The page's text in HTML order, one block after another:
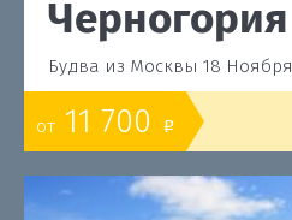
Черногория
Будва из Москвы 18 Ноября
от 11 700 o